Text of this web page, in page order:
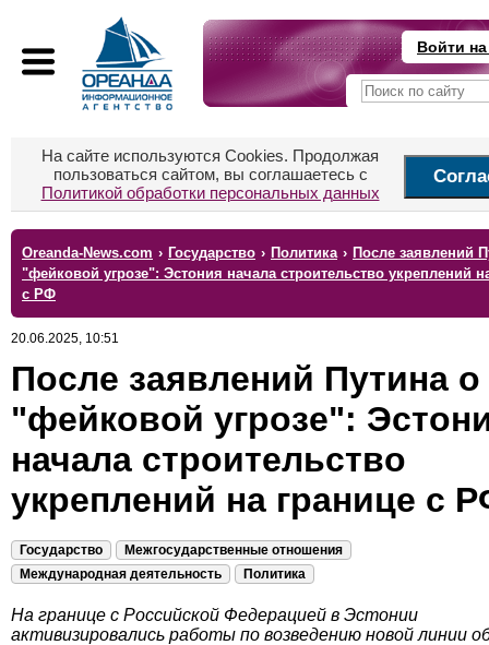
Войти
На сайте используются Cookies. Продолжая
пользоваться сайтом, вы соглашаетесь с
Политикой обработки персональных данных
Oreanda-News.com › Государство › Политика › После заявлений
"фейковой угрозе": Эстония начала строительство укреплений
с РФ
20.06.2025, 10:51
После заявлений Путина о
"фейковой угрозе":
начала строительство
укреплений на границе с
Государство
Межгосударственные отношения
Международная деятельность
Политика
На границе с Российской Федерацией в Эстонии
активизировались работы по возведению новой линии